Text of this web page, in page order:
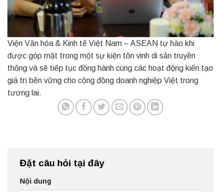
Viện Văn hóa & Kinh tế Việt Nam – ASEAN tự hào khi
được góp mặt trong một sự kiện tôn vinh di sản truyền
thống và sẽ tiếp tục đồng hành cùng các hoạt động kiến tạo
giá trị bền vững cho cộng đồng doanh nghiệp Việt trong
tương lai.
Đặt câu hỏi tại đây
Nội dung